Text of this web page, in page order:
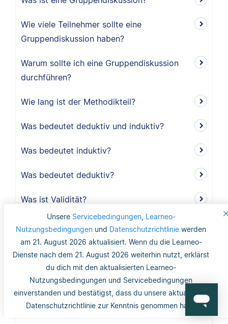
Unsere Servicebedingungen, Learneo-
Nutzungsbedingungen und Datenschutzrichtlinie werden
am 21. August 2026 aktualisiert. Wenn du die Learneo-
Dienste nach dem 21. August 2026 weiterhin nutzt, erklärst
du dich mit den aktualisierten Learneo-
Nutzungsbedingungen und Servicebedingungen
einverstanden und bestätigst, dass du unsere aktualisierte
Datenschutzrichtlinie zur Kenntnis genommen hast.
Wie viele Teilnehmer sollte eine
Gruppendiskussion haben?
Warum sollte ich eine Gruppendiskussion
durchführen?
Wie lang ist der Methodikteil?
Was bedeutet deduktiv und induktiv?
Was bedeutet induktiv?
Was bedeutet deduktiv?
Was ist Validität?
Was ist interne Validität?
Was versteht man unter Validität?
Was ist die Reliabilität?
Was ist mit dem Gütekriterium der
Objektivität gemeint?